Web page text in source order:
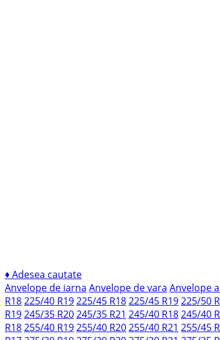
♦Adesea cautate
Anvelope de iarna Anvelope de vara Anvelope
R18225/40 R19225/45 R18225/45 R19225/50
R19245/35 R20245/35 R21 245/40 R18245/40
R18255/40 R19255/40 R20255/40 R21 255/45